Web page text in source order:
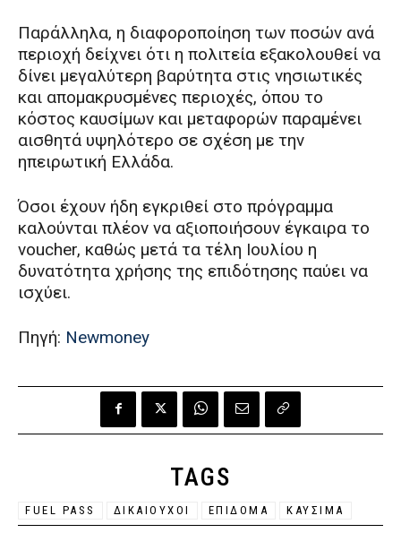
Παράλληλα, η διαφοροποίηση των ποσών ανά
περιοχή δείχνει ότι η πολιτεία εξακολουθεί να
δίνει μεγαλύτερη βαρύτητα στις νησιωτικές
και απομακρυσμένες περιοχές, όπου το
κόστος καυσίμων και μεταφορών παραμένει
αισθητά υψηλότερο σε σχέση με την
ηπειρωτική Ελλάδα.
Όσοι έχουν ήδη εγκριθεί στο πρόγραμμα
καλούνται πλέον να αξιοποιήσουν έγκαιρα το
voucher, καθώς μετά τα τέλη Ιουλίου η
δυνατότητα χρήσης της επιδότησης παύει να
ισχύει.
Πηγή: Newmoney
TAGS
FUEL PASS ΔΙΚΑΙΟΥΧΟΙ ΕΠΙΔΟΜΑ ΚΑΥΣΙΜΑ